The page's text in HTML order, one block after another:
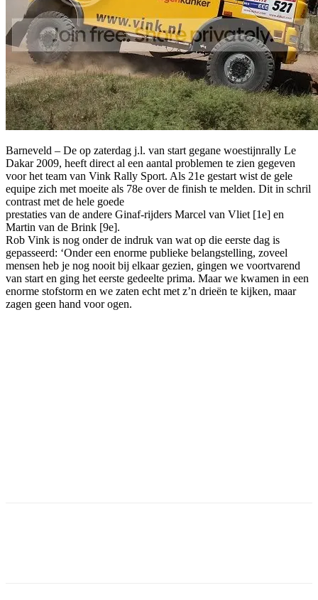
Barneveld – De op zaterdag j.l. van start gegane woestijnrally Le
Dakar 2009, heeft direct al een aantal problemen te zien gegeven
voor het team van Vink Rally Sport. Als 21e gestart wist de gele
equipe zich met moeite als 78e over de finish te melden. Dit in schril
contrast met de hele goede
prestaties van de andere Ginaf-rijders Marcel van Vliet [1e] en
Martin van de Brink [9e].
Rob Vink is nog onder de indruk van wat op die eerste dag is
gepasseerd: ‘Onder een enorme publieke belangstelling, zoveel
mensen heb je nog nooit bij elkaar gezien, gingen we voortvarend
van start en ging het eerste gedeelte prima. Maar we kwamen in een
enorme stofstorm en we zaten echt met z’n drieën te kijken, maar
zagen geen hand voor ogen.